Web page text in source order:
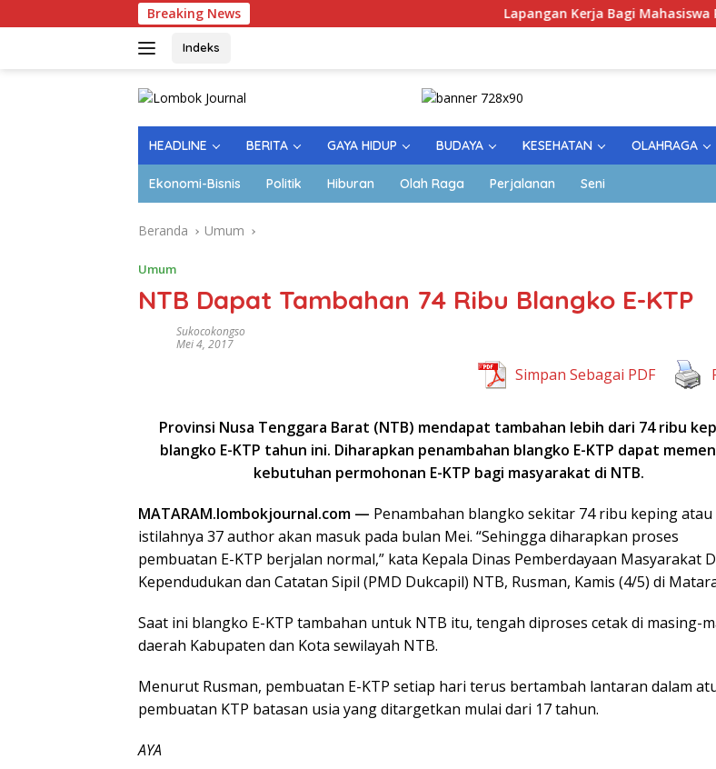
ke
Breaking News Lapangan Kerja Bagi Mahasiswa Perguruan
Indeks
HEADLINE BERITA GAYA HIDUP BUDAYA KESEHATAN OLAHRAGA
Ekonomi-Bisnis Politik Hiburan Olah Raga Perjalanan Seni
Beranda Umum
Umum
NTB Dapat Tambahan 74 Ribu Blangko E-KTP
Sukocokongso
Mei 4, 2017
Simpan Sebagai PDF
Provinsi Nusa Tenggara Barat (NTB) mendapat tambahan lebih dari 74 ribu
blangko E-KTP tahun ini. Diharapkan penambahan blangko E-KTP dapat
kebutuhan permohonan E-KTP bagi masyarakat di NTB.
MATARAM.lombokjournal.com — Penambahan blangko sekitar 74 ribu keping atau
istilahnya 37 author akan masuk pada bulan Mei. “Sehingga diharapkan proses
pembuatan E-KTP berjalan normal,” kata Kepala Dinas Pemberdayaan Masyarakat
Kependudukan dan Catatan Sipil (PMD Dukcapil) NTB, Rusman, Kamis (4/5) di
Saat ini blangko E-KTP tambahan untuk NTB itu, tengah diproses cetak di masing-
daerah Kabupaten dan Kota sewilayah NTB.
Menurut Rusman, pembuatan E-KTP setiap hari terus bertambah lantaran dalam
pembuatan KTP batasan usia yang ditargetkan mulai dari 17 tahun.
AYA